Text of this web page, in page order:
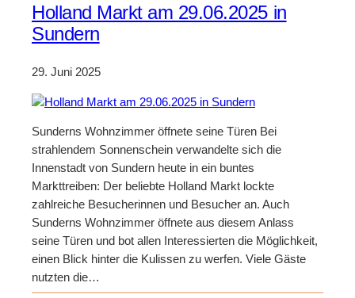
Holland Markt am 29.06.2025 in
Sundern
29. Juni 2025
Sunderns Wohnzimmer öffnete seine Türen Bei
strahlendem Sonnenschein verwandelte sich die
Innenstadt von Sundern heute in ein buntes
Markttreiben: Der beliebte Holland Markt lockte
zahlreiche Besucherinnen und Besucher an. Auch
Sunderns Wohnzimmer öffnete aus diesem Anlass
seine Türen und bot allen Interessierten die Möglichkeit,
einen Blick hinter die Kulissen zu werfen. Viele Gäste
nutzten die…